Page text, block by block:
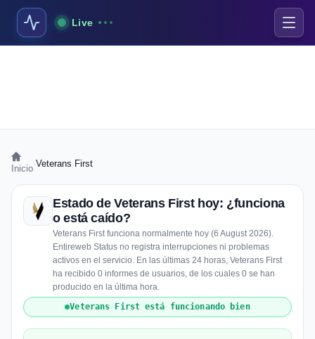
Live
Inicio Veterans First
Estado de Veterans First hoy: ¿funciona
o está caído?
Veterans First funciona normalmente hoy (6 August 2026).
Entireweb Status no registra interrupciones ni problemas
activos en el servicio. En las últimas 24 horas, Veterans First
ha recibido 0 informes de usuarios, de los cuales 0 se han
producido en la última hora.
Veterans First está funcionando bien